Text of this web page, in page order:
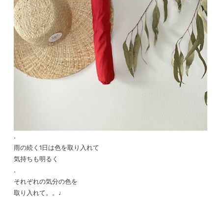
.
雨の続く1日は色を取り入れて
気持ちも明るく
.
それぞれの気分の色を
取り入れて。。♩